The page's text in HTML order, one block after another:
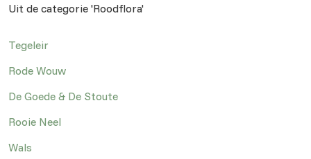
Uit de categorie 'Roodflora'
Tegeleir
Rode Wouw
De Goede & De Stoute
Rooie Neel
Wals